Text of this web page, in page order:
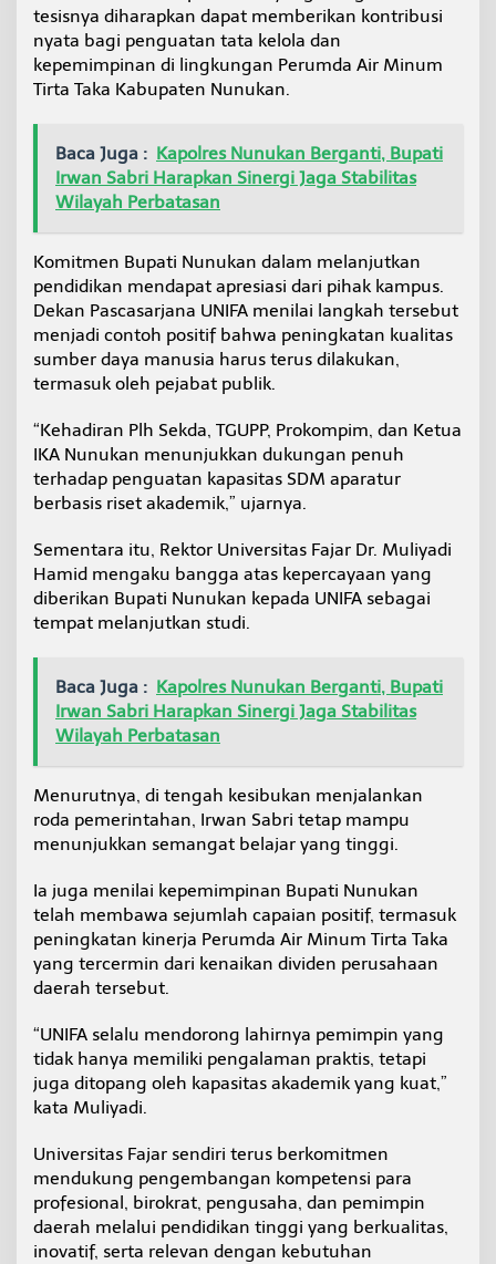
tesisnya diharapkan dapat memberikan kontribusi
nyata bagi penguatan tata kelola dan
kepemimpinan di lingkungan Perumda Air Minum
Tirta Taka Kabupaten Nunukan.
Baca Juga : Kapolres Nunukan Berganti, Bupati
Irwan Sabri Harapkan Sinergi Jaga Stabilitas
Wilayah Perbatasan
Komitmen Bupati Nunukan dalam melanjutkan
pendidikan mendapat apresiasi dari pihak kampus.
Dekan Pascasarjana UNIFA menilai langkah tersebut
menjadi contoh positif bahwa peningkatan kualitas
sumber daya manusia harus terus dilakukan,
termasuk oleh pejabat publik.
“Kehadiran Plh Sekda, TGUPP, Prokompim, dan Ketua
IKA Nunukan menunjukkan dukungan penuh
terhadap penguatan kapasitas SDM aparatur
berbasis riset akademik,” ujarnya.
Sementara itu, Rektor Universitas Fajar Dr. Muliyadi
Hamid mengaku bangga atas kepercayaan yang
diberikan Bupati Nunukan kepada UNIFA sebagai
tempat melanjutkan studi.
Baca Juga : Kapolres Nunukan Berganti, Bupati
Irwan Sabri Harapkan Sinergi Jaga Stabilitas
Wilayah Perbatasan
Menurutnya, di tengah kesibukan menjalankan
roda pemerintahan, Irwan Sabri tetap mampu
menunjukkan semangat belajar yang tinggi.
Ia juga menilai kepemimpinan Bupati Nunukan
telah membawa sejumlah capaian positif, termasuk
peningkatan kinerja Perumda Air Minum Tirta Taka
yang tercermin dari kenaikan dividen perusahaan
daerah tersebut.
“UNIFA selalu mendorong lahirnya pemimpin yang
tidak hanya memiliki pengalaman praktis, tetapi
juga ditopang oleh kapasitas akademik yang kuat,”
kata Muliyadi.
Universitas Fajar sendiri terus berkomitmen
mendukung pengembangan kompetensi para
profesional, birokrat, pengusaha, dan pemimpin
daerah melalui pendidikan tinggi yang berkualitas,
inovatif, serta relevan dengan kebutuhan